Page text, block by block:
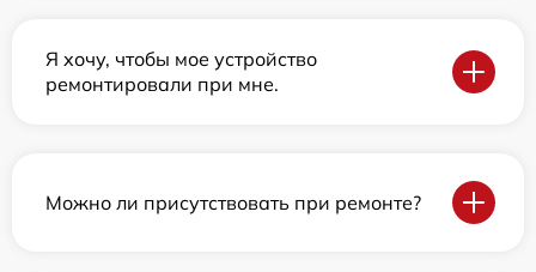
Я хочу, чтобы мое устройство
ремонтировали при мне.
Можно ли присутствовать при ремонте?